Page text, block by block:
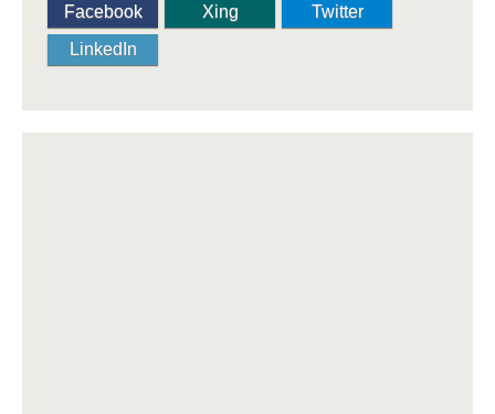
Facebook Xing
Twitter
LinkedIn